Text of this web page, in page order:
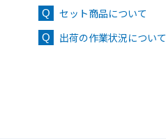
セット商品について
出荷の作業状況について